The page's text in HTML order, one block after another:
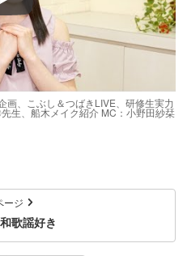
Play
画、こぶし＆つばきLIVE、研修生実力
生、船木メイク紹介 MC：小野田紗栞
ージ
歌謡好き